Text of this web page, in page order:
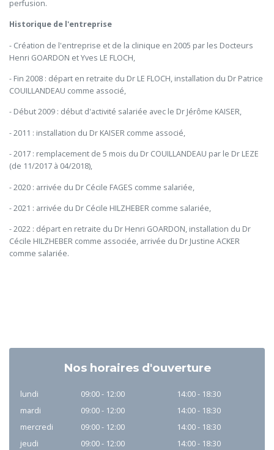
perfusion.
Historique de l'entreprise
- Création de l'entreprise et de la clinique en 2005 par les Docteurs
Henri GOARDON et Yves LE FLOCH,
- Fin 2008 : départ en retraite du Dr LE FLOCH, installation du Dr Patrice
COUILLANDEAU comme associé,
- Début 2009 : début d'activité salariée avec le Dr Jérôme KAISER,
- 2011 : installation du Dr KAISER comme associé,
- 2017 : remplacement de 5 mois du Dr COUILLANDEAU par le Dr LEZE
(de 11/2017 à 04/2018),
- 2020 : arrivée du Dr Cécile FAGES comme salariée,
- 2021 : arrivée du Dr Cécile HILZHEBER comme salariée,
- 2022 : départ en retraite du Dr Henri GOARDON, installation du Dr
Cécile HILZHEBER comme associée, arrivée du Dr Justine ACKER
comme salariée.
Nos horaires d'ouverture
lundi 09:00 - 12:00
14:00 - 18:30
mardi
09:00 - 12:00
14:00 - 18:30
mercredi
09:00 - 12:00
14:00 - 18:30
jeudi
09:00 - 12:00
14:00 - 18:30